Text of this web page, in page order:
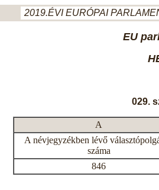
2019.ÉVI EURÓPAI
EU
029.
A
A névjegyzékben lévő
száma
846